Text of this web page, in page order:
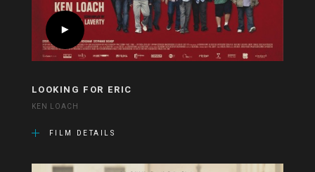
LOOKING FOR ERIC
KEN LOACH
FILM DETAILS